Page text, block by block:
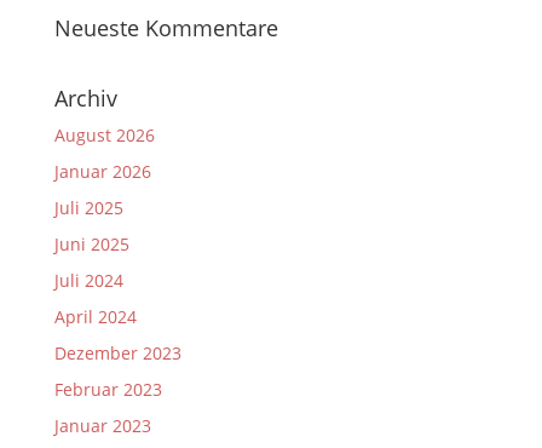
Neueste Kommentare
Archiv
August 2026
Januar 2026
Juli 2025
Juni 2025
Juli 2024
April 2024
Dezember 2023
Februar 2023
Januar 2023